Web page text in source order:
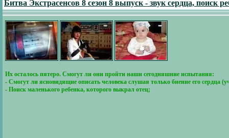
Битва Экстрасенсов 8 сезон 8 выпуск - звук сердца, поиск
Их осталось пятеро. Смогут ли они пройти наши сегодняшние испытания:
- Смогут ли ясновидящие описать человека слушая только биение его сердца
- Поиск маленького ребенка, которого выкрал отец;